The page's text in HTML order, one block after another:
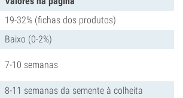
19-32% (fichas dos produtos)
Baixo (0-2%)
7-10 semanas
8-11 semanas da semente à colheita